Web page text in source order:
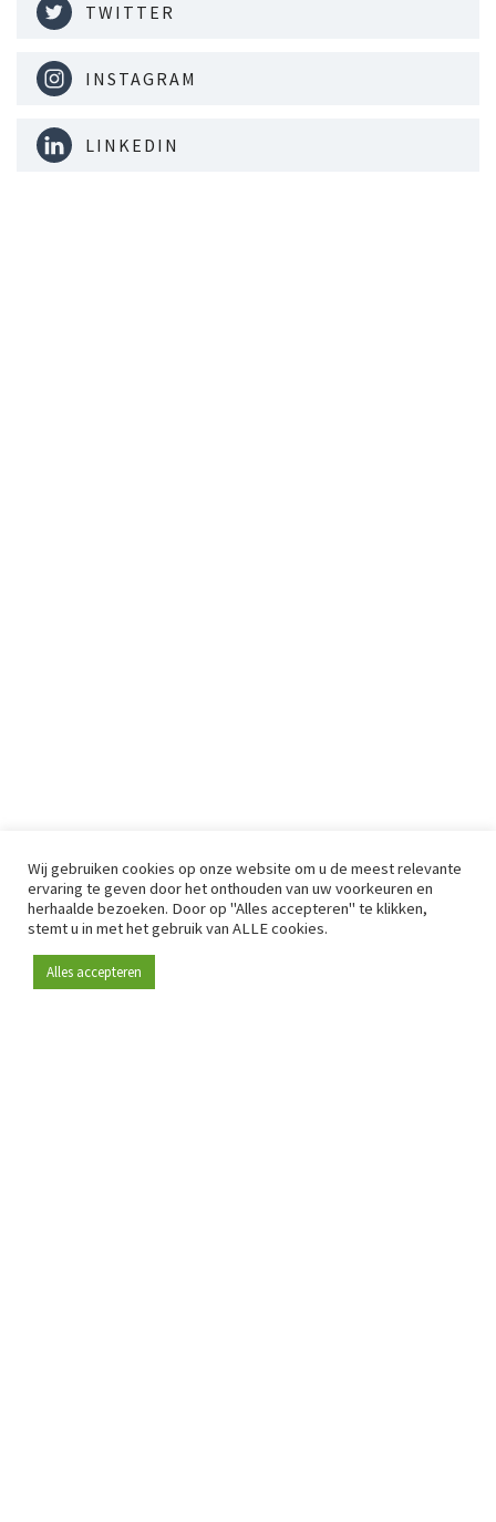
TWITTER
INSTAGRAM
LINKEDIN
Wij gebruiken cookies op onze website om u de meest relevante
ervaring te geven door het onthouden van uw voorkeuren en
herhaalde bezoeken. Door op "Alles accepteren" te klikken,
stemt u in met het gebruik van ALLE cookies.
Alles accepteren